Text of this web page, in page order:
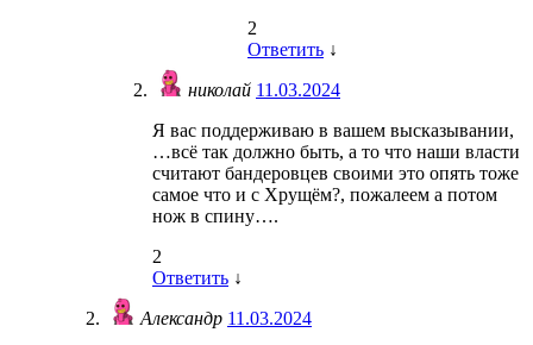
2
Ответить ↓
николай 11.03.2024
Я вас поддерживаю в вашем высказывании,
…всё так должно быть, а то что наши власти
считают бандеровцев своими это опять тоже
самое что и с Хрущём?, пожалеем а потом
нож в спину….
2
Ответить ↓
Александр 11.03.2024